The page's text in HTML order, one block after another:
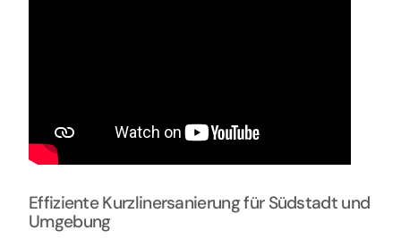
Effiziente Kurzlinersanierung für Südstadt und
Umgebung